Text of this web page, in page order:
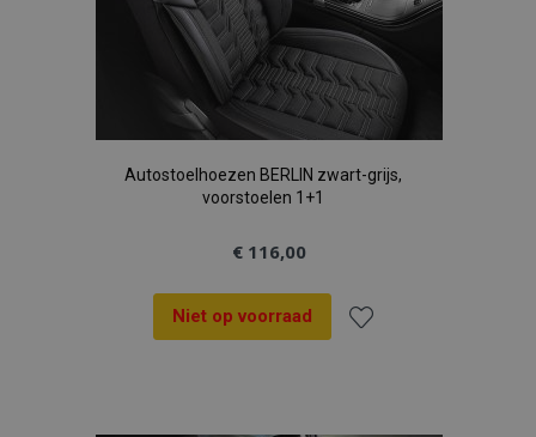
Autostoelhoezen BERLIN zwart-grijs,
voorstoelen 1+1
€ 116,00
Niet op voorraad